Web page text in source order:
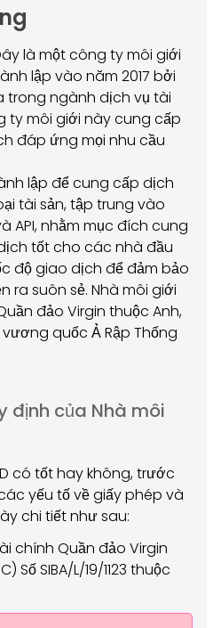
là một công ty môi giới
lập vào năm 2017 bởi
trong ngành dịch vụ tài
ty môi giới này cung cấp
đáp ứng mọi nhu cầu
lập để cung cấp dịch
tài sản, tập trung vào
API, nhằm mục đích cung
tốt cho các nhà đầu
độ giao dịch để đảm bảo
ra suôn sẻ. Nhà môi giới
đảo Virgin thuộc Anh,
quốc Ả Rập Thống
định của Nhà môi
có tốt hay không, trước
yếu tố về giấy phép và
chi tiết như sau:
chính Quần đảo Virgin
Số SIBA/L/19/1123 thuộc